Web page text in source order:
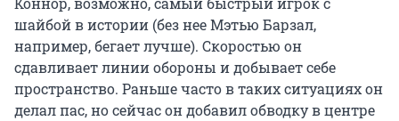
шайбой в истории (без нее Мэтью Барзал,
например, бегает лучше). Скоростью он
сдавливает линии обороны и добывает себе
пространство. Раньше часто в таких ситуациях он
делал пас, но сейчас он добавил обводку в центре